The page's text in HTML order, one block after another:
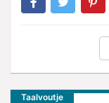
Taalvoutje